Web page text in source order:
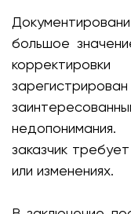
большое
заказчик
или изменениях.